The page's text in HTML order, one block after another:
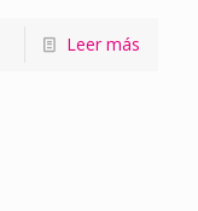
Leer más